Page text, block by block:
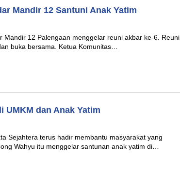
Mandir 12 Santuni Anak Yatim
Mandir 12 Palengaan menggelar reuni akbar ke-6. Reuni
buka bersama. Ketua Komunitas…
UMKM dan Anak Yatim
Sejahtera terus hadir membantu masyarakat yang
Wahyu itu menggelar santunan anak yatim di…